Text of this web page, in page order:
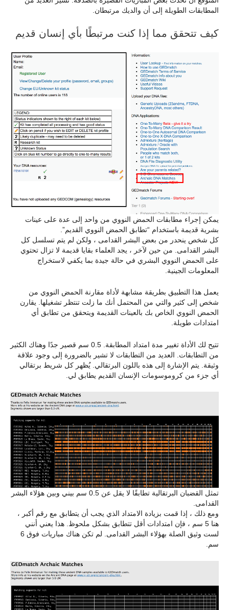
المطابقات الطويلة إلى أن والديك مرتبطان.
كيف تتحقق مما إذا كنت مرتبطًا بأي إنسان قديم
يمكن إجراء مطابقات الحمض النووي من واحد إلى عدة على عينات
بشرية قديمة باستخدام “تطابق الحمض النووي القديم”.
كل شخص ينحدر من بعض البشر القدامى ، ولكن لم يتم تسلسل كل
البشر القدامى. من حين لآخر ، يجد العلماء بقايا قديمة لا تزال تحتوي
على الحمض النووي البشري في حالة جيدة بما يكفي لاستخراج
المعلومات الجينية.
يعمل هذا التطبيق بطريقة مشابهة لأداة مقارنة الحمض النووي من
شخص إلى كثير والتي من المحتمل أنك ما زلت تنتظر تشغيلها. يقارن
الحمض النووي الخاص بك بالعينات القديمة ويتحقق من تطابق أي
امتدادات طويلة.
تتيح لك الأداة تغيير مدة امتداد المطابقة. 0.5 سم قصير جدًا وهناك الكثير
من التطابقات. العديد من التطابقات لا تشير بالضرورة إلى وجود علاقة
وثيقة. يتم الإشارة إلى هذه باللون البرتقالي. يُظهر كل شريط برتقالي
أي جزء من كروموسومات الإنسان القديم يطابق لي.
تمثل القضبان البرتقالية تطابقًا لا يقل عن 0.5 سم بيني وبين هؤلاء البشر
القدامى.
ومع ذلك ، إذا قمت بزيادة الامتداد الذي يجب أن يتطابق مع رقم أكبر ،
هنا 5 سم ، فإن امتدادات أقل تتطابق بشكل ملحوظ. هذا يعني أنني
لست وثيق الصلة بهؤلاء البشر القدامى. لم تكن هناك مباريات فوق 6
سم.